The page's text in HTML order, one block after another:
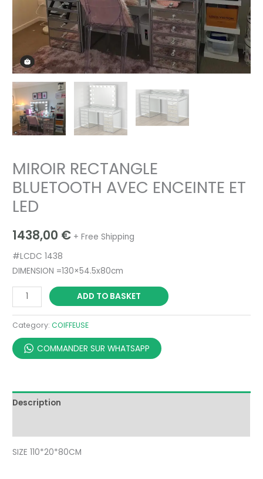
MIROIR RECTANGLE
BLUETOOTH AVEC ENCEINTE ET
LED
1438,00 € + Free Shipping
#LCDC 1438
DIMENSION =130×54.5x80cm
ADD TO BASKET
Category:COIFFEUSE
COMMANDER SUR WHATSAPP
Description
SIZE 110*20*80CM